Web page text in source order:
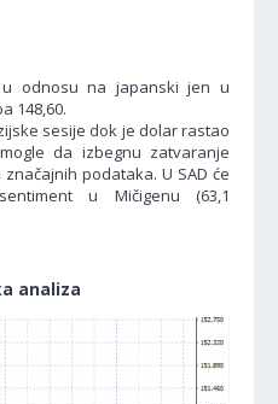
odnosu na japanski jen u
148,60.
sesije dok je dolar rastao
da izbegnu zatvaranje
podataka. U SAD će
u Mičigenu (63,1
analiza